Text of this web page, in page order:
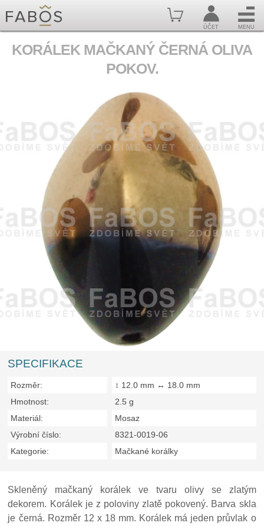
ÚČET MENU
KORÁLEK MAČKANÝ ČERNÁ OLIVA
POKOV.
SPECIFIKACE
Rozměr:
↕ 12.0 mm ↔ 18.0 mm
Hmotnost:
2.5 g
Materiál:
Mosaz
Výrobní číslo:
8321-0019-06
Kategorie:
Mačkané korálky
Skleněný mačkaný korálek ve tvaru olivy se zlatým
dekorem. Korálek je z poloviny zlatě pokovený. Barva skla
je černá. Rozměr 12 x 18 mm. Korálek má jeden průvlak o